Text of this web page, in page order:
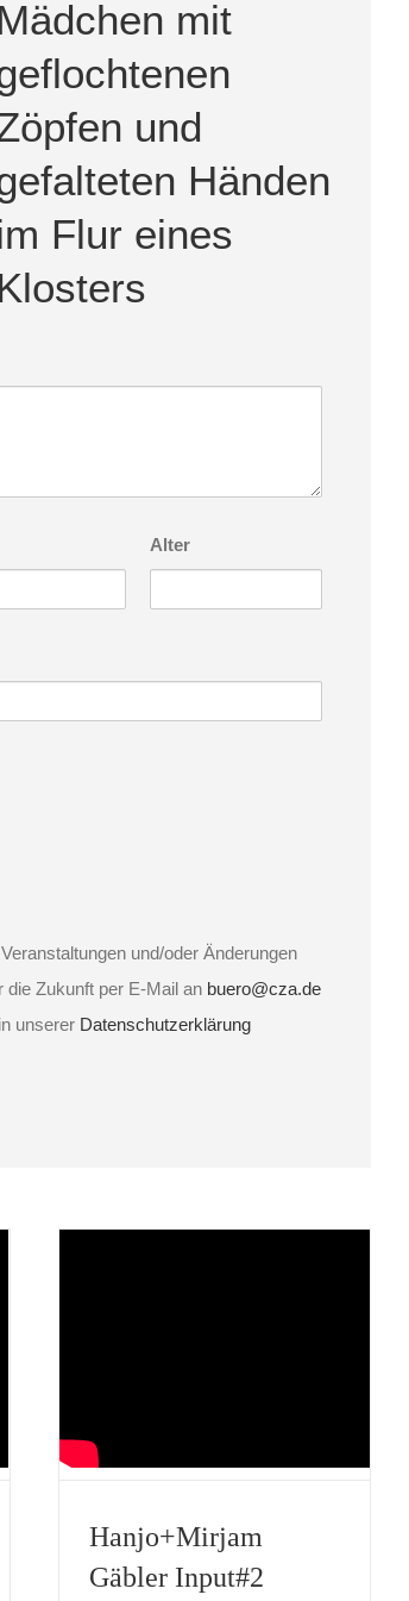
Alter
und/oder Änderungen
die Zukunft per E-Mail an buero@cza.de
unserer Datenschutzerklärung
Hanjo+Mirjam
Gäbler Input#2